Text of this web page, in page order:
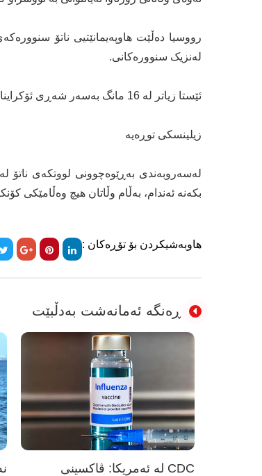
رووسیا دەڵێت هاوپەیمانێتیی ناتۆ
لەنزیک سنوورەکانی.
ئێستا زیاتر لە 16 مانگ بەسەر شەڕی ئۆکراینا تێپەڕدەبێت و هیچ ئاسۆیەکی گەش نییە بۆ کۆتاییهاتنی شەڕەکە بەمزووانە.
زیلینسکی توڕەیە
لەسەروبەندی بەڕێوەچوونی لووتکەی ناتۆ لە
بکەنە ئەندام، بەڵام وڵاتان هیچ وەڵامێکی
هاوبەشیکردن بۆ تۆڕەکان :
ڕەنگە ئەمانەشت بەدڵبێت
CDC لە ئەمریکا: ڤاکسینی